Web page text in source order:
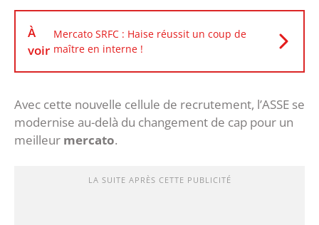
À
voir
Mercato SRFC : Haise réussit un coup de
maître en interne !
Avec cette nouvelle cellule de recrutement, l’ASSE se
modernise au-delà du changement de cap pour un
meilleur mercato.
LA SUITE APRÈS CETTE PUBLICITÉ